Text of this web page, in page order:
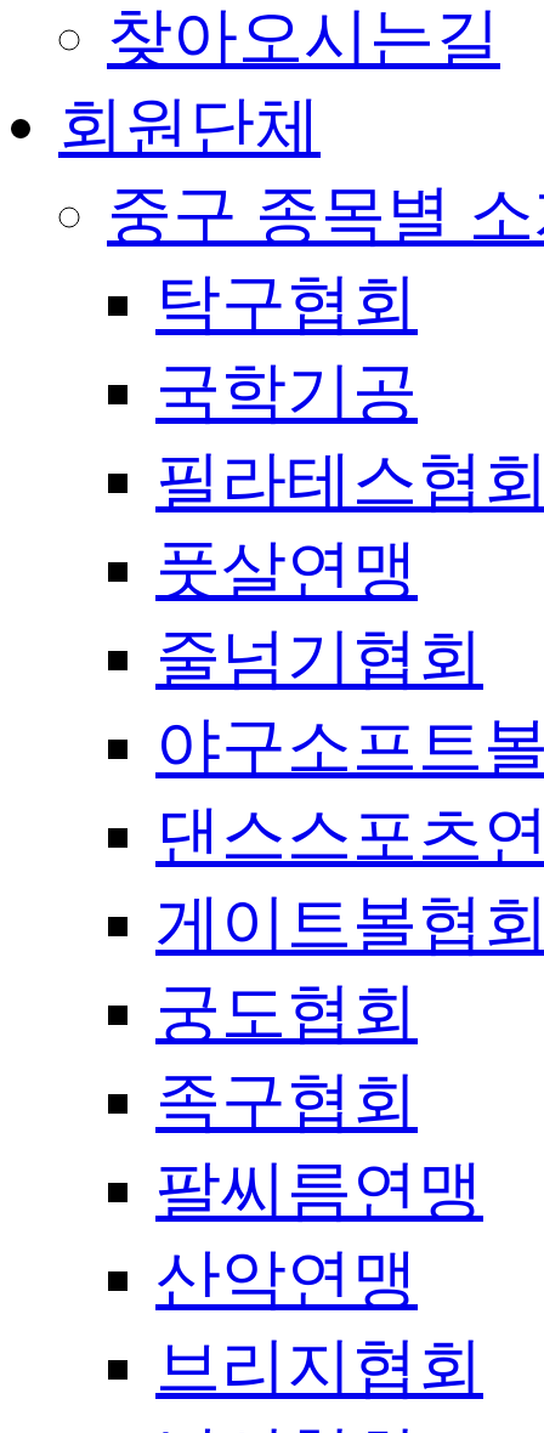
찾아오시는길
회원단체
중구 종목별
탁구협회
국학기공
필라테스협
풋살연맹
줄넘기협회
야구소프트
댄스스포츠
게이트볼협
궁도협회
족구협회
팔씨름연맹
산악연맹
브리지협회